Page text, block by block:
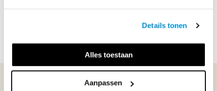
Details tonen
Alles toestaan
Aanpassen